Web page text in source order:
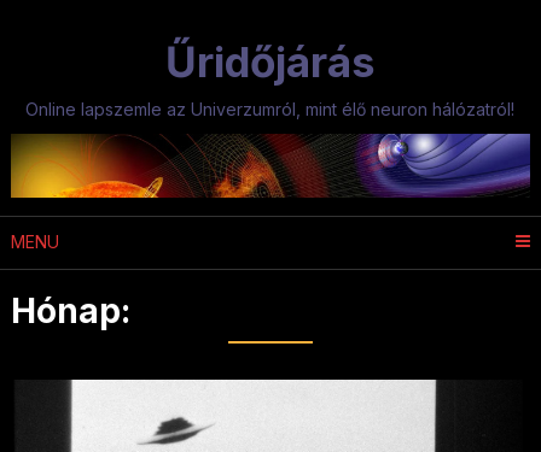
Űridőjárás
Online lapszemle az Univerzumról, mint élő neuron hálózatról!
MENU
Hónap: